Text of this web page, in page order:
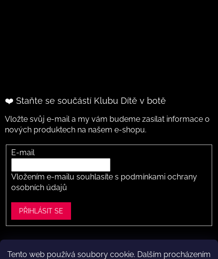
Tento web používá soubory cookie. Dalším procházením
❤️ Staňte se součástí Klubu Dítě v botě
Vložte svůj e-mail a my vám budeme zasílat informace o
nových produktech na našem e-shopu.
E-mail
Vložením e-mailu souhlasíte s podmínkami ochrany
osobních údajů
PŘIHLÁSIT SE
Vytvořil Shoptet